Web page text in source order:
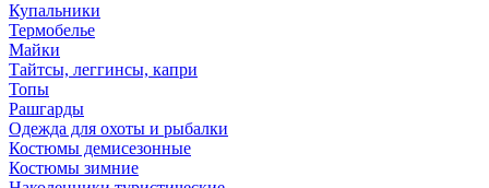
Купальники
Термобелье
Майки
Тайтсы, леггинсы, капри
Топы
Рашгарды
Одежда для охоты и рыбалки
Костюмы демисезонные
Костюмы зимние